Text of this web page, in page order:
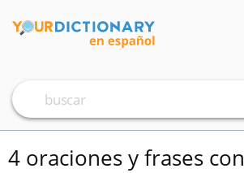
4 oraciones y frases con